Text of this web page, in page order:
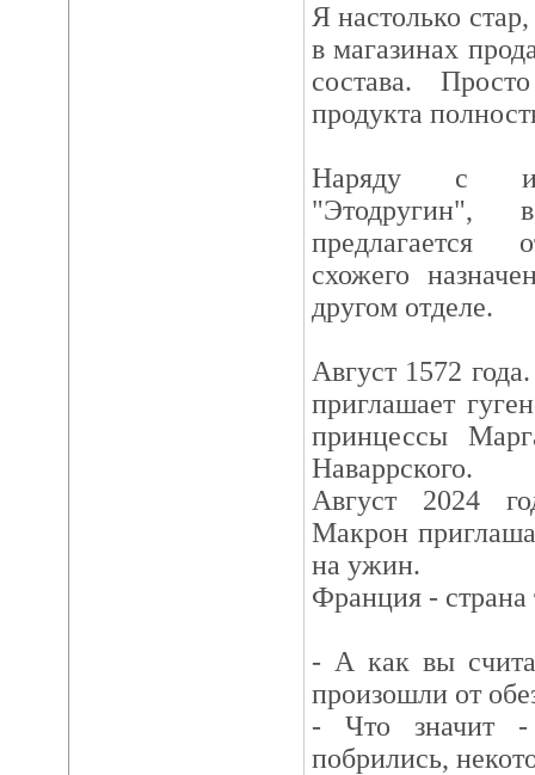
Я настолько
в магазинах
состава.
продукта
Наряду с
"Этодругин",
предлагается
схожего
другом отделе.
Август 1572
приглашает
принцессы
Наваррского.
Август 2024
Макрон
на ужин.
Франция - страна
- А как вы
произошли от
- Что значит -
побрились,